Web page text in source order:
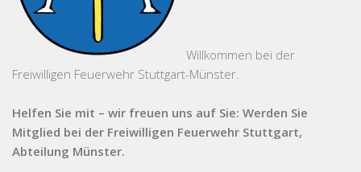
Willkommen bei der
Freiwilligen Feuerwehr Stuttgart-Münster.
Helfen Sie mit – wir freuen uns auf Sie: Werden Sie
Mitglied bei der Freiwilligen Feuerwehr Stuttgart,
Abteilung Münster.